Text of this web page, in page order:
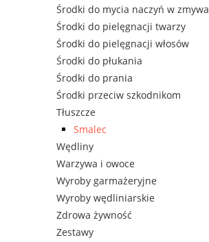
Środki do mycia naczyń w zmywa
Środki do pielęgnacji twarzy
Środki do pielęgnacji włosów
Środki do płukania
Środki do prania
Środki przeciw szkodnikom
Tłuszcze
Smalec
Wędliny
Warzywa i owoce
Wyroby garmażeryjne
Wyroby wędliniarskie
Zdrowa żywność
Zestawy